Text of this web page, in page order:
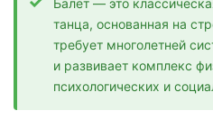
Балет — это
танца, основанная на
требует многолетней
и развивает комплекс
психологических и